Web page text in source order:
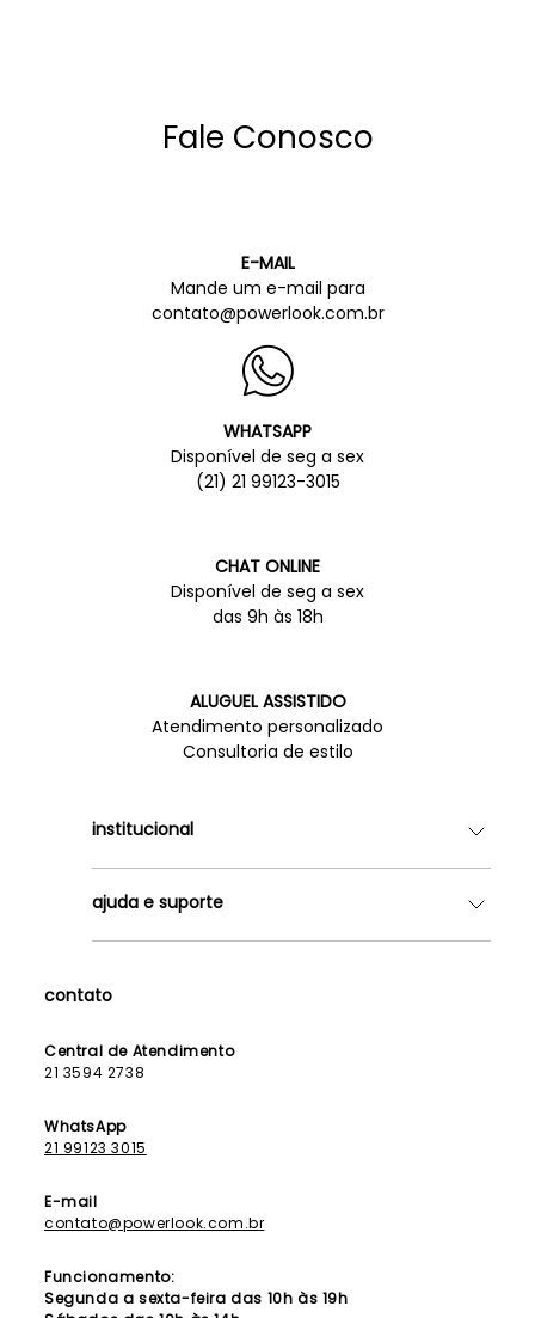
Fale Conosco
E-MAIL
Mande um e-mail para
contato@powerlook.com.br
WHATSAPP
Disponível de seg a sex
(21) 21 99123-3015
CHAT ONLINE
Disponível de seg a sex
das 9h às 18h
ALUGUEL ASSISTIDO
Atendimento personalizado
Consultoria de estilo
institucional
Lojas
Como Funciona
Lista de Formandas
ajuda e suporte
Política de Privacidade
contato
Central de Atendimento
21 3594 2738
WhatsApp
21 99123 3015
E-mail
contato@powerlook.com.br
Funcionamento:
Segunda a sexta-feira das 10h às 19h